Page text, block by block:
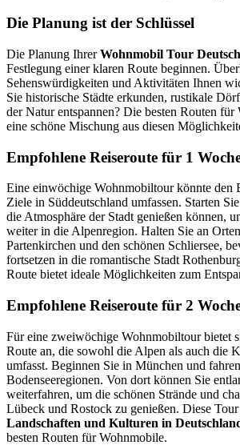
Die Planung ist der Schlüssel
Die Planung IhrerWohnmobil Tour
Festlegung einer klaren Route beginnen.
Sehenswürdigkeiten und Aktivitäten Ihnen
Sie historische Städte erkunden, rustikale
der Natur entspannen? Die besten Routen für
eine schöne Mischung aus diesen
Empfohlene Reiseroute für 1
Eine einwöchige Wohnmobiltour könnte den
Ziele in Süddeutschland umfassen. Starten
die Atmosphäre der Stadt genießen können,
weiter in die Alpenregion. Halten Sie an
Partenkirchen und den schönen Schliersee,
fortsetzen in die romantische Stadt
Route bietet ideale Möglichkeiten zum
Empfohlene Reiseroute für 2
Für eine zweiwöchige Wohnmobiltour bietet
Route an, die sowohl die Alpen als auch die
umfasst. Beginnen Sie in München und
Bodenseeregionen. Von dort können Sie
weiterfahren, um die schönen Strände und
Lübeck und Rostock zu genießen. Diese
Landschaften und Kulturen in
besten Routen für Wohnmobile.